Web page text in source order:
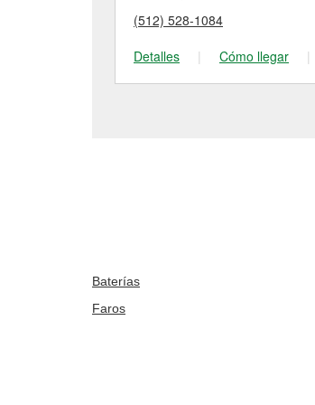
(512) 528-1084
Detalles
| Cómo llegar |
Baterías
Faros